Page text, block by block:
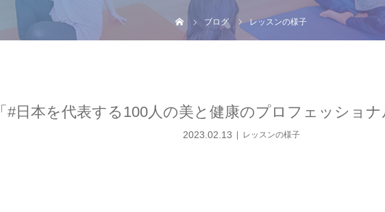
ブログ レッスンの様子
「#日本を代表する100人の美と健康のプロフェッショ
2023.02.13 レッスンの様子